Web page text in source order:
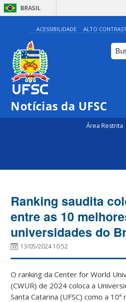
BRASIL
ACESSIBILIDADE ALTO
Notícias da UFSC
Área Restrita
Ranking saudita
entre as 10
universidades do
13/05/2024 10:52
O ranking da Center for World
(CWUR) de 2024 coloca a
Santa Catarina (UFSC) como a 10ª